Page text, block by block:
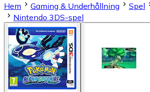
Hem
Gaming & Underhållning Spel
Nintendo 3DS-spel